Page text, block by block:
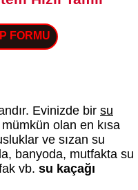
FORMU
Evinizde bir su
olan en kısa
ve sızan su
banyoda, mutfakta su
vb. su kaçağı